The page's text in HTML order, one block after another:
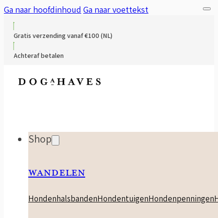
Ga naar hoofdinhoud Ga naar voettekst
Gratis verzending vanaf €100 (NL)
Achteraf betalen
Shop
WANDELEN
HondenhalsbandenHondentuigenHondenpenningen